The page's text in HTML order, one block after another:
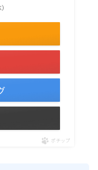
ポチップ